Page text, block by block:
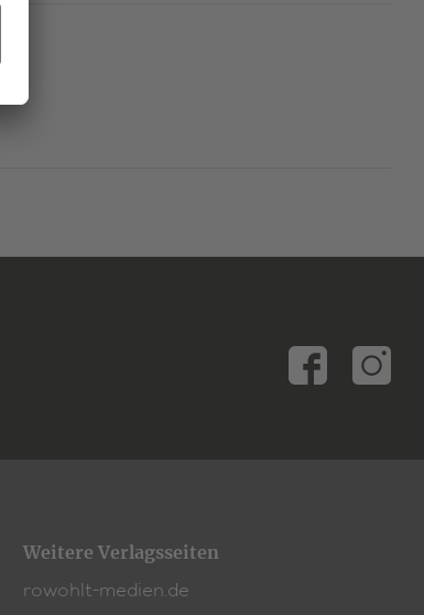
Weitere Verlagsseiten
rowohlt-medien.de